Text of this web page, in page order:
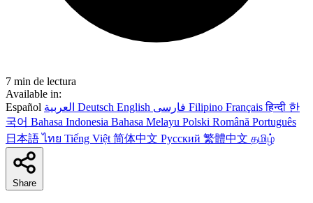
7 min de lectura
Available in:
Español
Deutsch English Filipino Françaisहिन्दी 한
국어 Bahasa Indonesia Bahasa Melayu Polski Română Português
日本語ไทย Tiếng Việt 简体中文 Русский 繁體中文 தமிழ்
Share